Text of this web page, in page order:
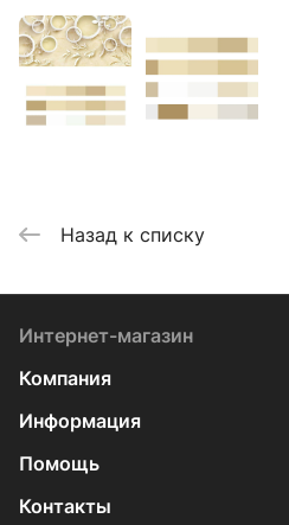
Назад к списку
Интернет-магазин
Компания
Информация
Помощь
Контакты